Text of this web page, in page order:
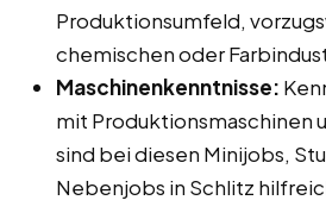
Produktionsumfeld,
chemischen oder
Maschinenkenntnisse:
mit Produktionsmaschinen
sind bei diesen Minijobs,
Nebenjobs in Schlitz